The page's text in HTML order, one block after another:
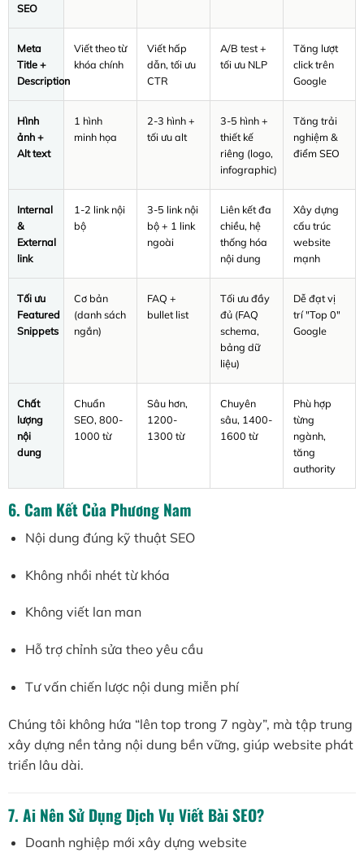
SEO
Meta
Title +
Description
Viết theo từ
khóa chính
Viết hấp
dẫn, tối ưu
CTR
A/B test +
tối ưu NLP
Tăng lượt
click trên
Google
Hình
ảnh +
Alt text
1 hình
minh họa
2-3 hình +
tối ưu alt
3-5 hình +
thiết kế
riêng (logo,
infographic)
Tăng trải
nghiệm &
điểm SEO
Internal
&
External
link
1-2 link nội
bộ
3-5 link nội
bộ + 1 link
ngoài
Liên kết đa
chiều, hệ
thống hóa
nội dung
Xây dựng
cấu trúc
website
mạnh
Tối ưu
Featured
Snippets
Cơ bản
(danh sách
ngắn)
FAQ +
bullet list
Tối ưu đầy
đủ (FAQ
schema,
bảng dữ
liệu)
Dễ đạt vị
trí "Top 0"
Google
Chất
lượng
nội
dung
Chuẩn
SEO, 800-
1000 từ
Sâu hơn,
1200-
1300 từ
Chuyên
sâu, 1400-
1600 từ
Phù hợp
từng
ngành,
tăng
authority
6. Cam Kết Của Phương Nam
Nội dung đúng kỹ thuật SEO
Không nhồi nhét từ khóa
Không viết lan man
Hỗ trợ chỉnh sửa theo yêu cầu
Tư vấn chiến lược nội dung miễn phí
Chúng tôi không hứa “lên top trong 7 ngày”, mà tập trung
xây dựng nền tảng nội dung bền vững, giúp website phát
triển lâu dài.
7. Ai Nên Sử Dụng Dịch Vụ Viết Bài SEO?
Doanh nghiệp mới xây dựng website